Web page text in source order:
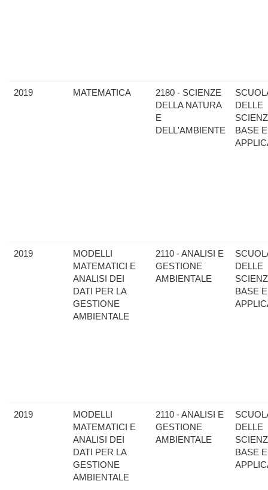
2019 MATEMATICA
2180 - SCIENZE
DELLA NATURA
E
DELL'AMBIENTE
DELLE
BASE E
2019
MODELLI
MATEMATICI E
ANALISI DEI
DATI PER LA
GESTIONE
AMBIENTALE
2110 - ANALISI E
GESTIONE
AMBIENTALE
DELLE
BASE E
2019
MODELLI
MATEMATICI E
ANALISI DEI
DATI PER LA
GESTIONE
AMBIENTALE
2110 - ANALISI E
GESTIONE
AMBIENTALE
DELLE
BASE E